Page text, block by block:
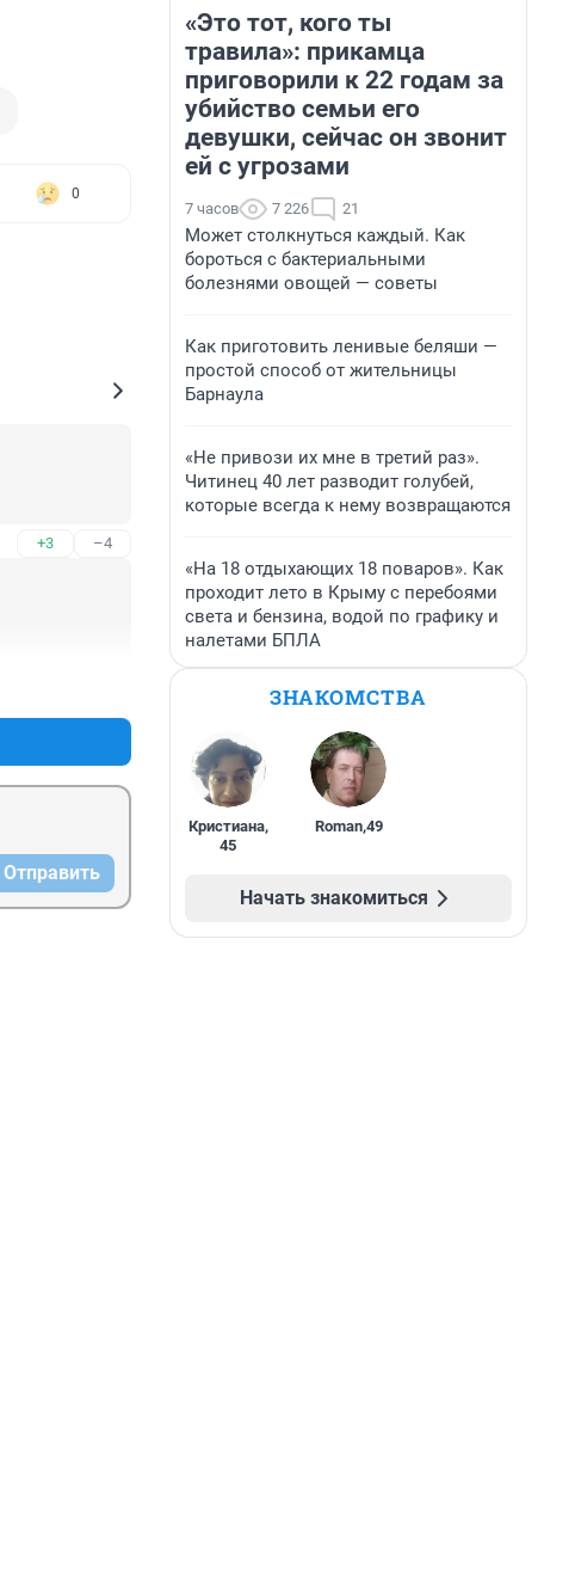
0
+3 –4
Отправить
«Это тот, кого ты
травила»: прикамца
приговорили к 22 годам за
убийство семьи его
девушки, сейчас он звонит
ей с угрозами
7 часов 7 226 21
Может столкнуться каждый. Как
бороться с бактериальными
болезнями овощей — советы
Как приготовить ленивые беляши —
простой способ от жительницы
Барнаула
«Не привози их мне в третий раз».
Читинец 40 лет разводит голубей,
которые всегда к нему возвращаются
«На 18 отдыхающих 18 поваров». Как
проходит лето в Крыму с перебоями
света и бензина, водой по графику и
налетами БПЛА
ЗНАКОМСТВА
Кристиана,
45
Roman,49
Начать знакомиться